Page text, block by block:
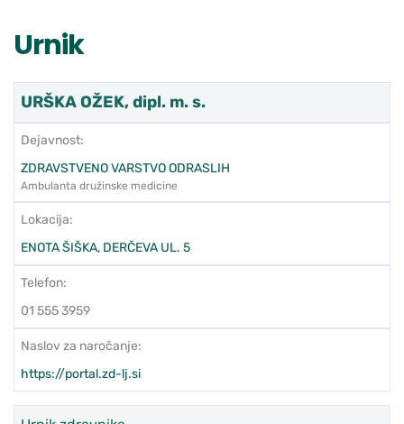
Urnik
URŠKA OŽEK, dipl. m. s.
Dejavnost:
ZDRAVSTVENO VARSTVO ODRASLIH
Ambulanta družinske medicine
Lokacija:
ENOTA ŠIŠKA, DERČEVA UL. 5
Telefon:
01 555 3959
Naslov za naročanje:
https://portal.zd-lj.si